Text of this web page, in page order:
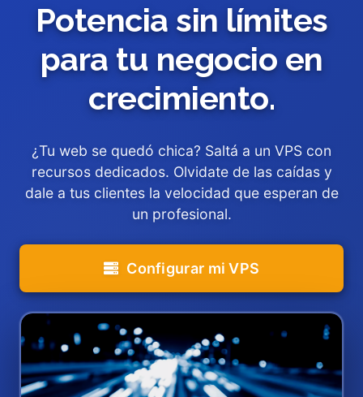
Potencia sin límites
para tu negocio en
crecimiento.
¿Tu web se quedó chica? Saltá a un VPS con
recursos dedicados. Olvidate de las caídas y
dale a tus clientes la velocidad que esperan de
un profesional.
Configurar mi VPS